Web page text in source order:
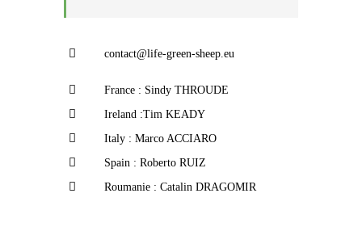
contact@life-green-sheep.eu
France : Sindy THROUDE
Ireland :Tim KEADY
Italy : Marco ACCIARO
Spain : Roberto RUIZ
Roumanie : Catalin DRAGOMIR